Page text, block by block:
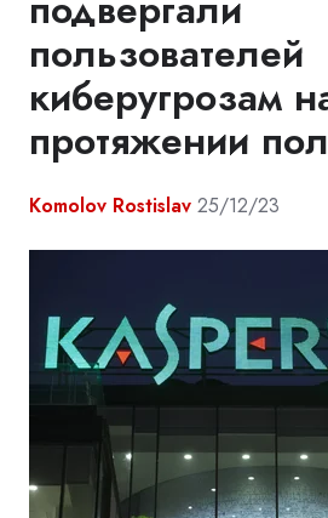
пользователей
киберугрозам
протяжении
Komolov Rostislav 25/12/23